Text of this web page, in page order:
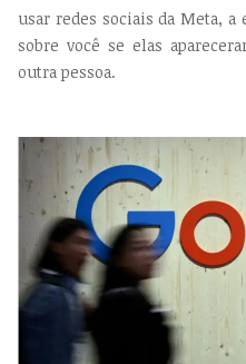
usar redes sociais da Meta, a
sobre você se elas
outra pessoa.